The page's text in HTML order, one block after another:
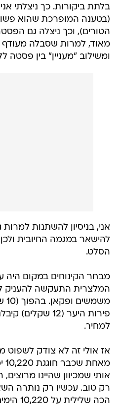
בלתת ביקורות. כך ניצלתי
(בטענה המופרכת שהוא
הטורים), וכך ניצלה גם
מאוד, למרות שסבלה
ומשילוב "מעניין" בין פסטה
אני, בניסיון להשתנות
להישאר במגמה החיובית
הסלט.
מבחר הקינוחים במקום היה
המלצרית התעקשה להעניק
פירות היער (12
למחיר.
אז אולי זה לא צודק לשפוט
אותי שמכיוון שהיינו
רק טוב. עכשיו רק נותרה
הכה שלילית על 10,220 הימים שלי.